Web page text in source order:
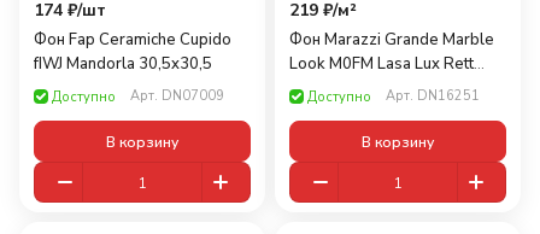
174 ₽/шт
Фон Fap Ceramiche Cupido
fIWJ Mandorla 30,5x30,5
Доступно Арт. DN07009
В корзину
219 ₽/м²
Фон Marazzi Grande Marble
Look M0FM Lasa Lux Rett
120x120
Доступно Арт. DN16251
В корзину